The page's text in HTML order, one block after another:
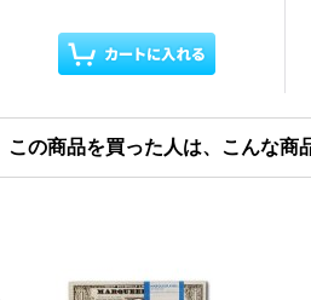
この商品を買った人は、こんな商